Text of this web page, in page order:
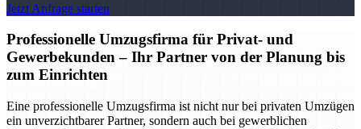
Jetzt Anfrage starten
Professionelle Umzugsfirma für Privat- und
Gewerbekunden – Ihr Partner von der Planung bis
zum Einrichten
Eine professionelle Umzugsfirma ist nicht nur bei privaten Umzügen
ein unverzichtbarer Partner, sondern auch bei gewerblichen